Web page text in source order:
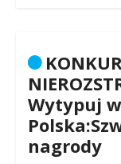
Wytypuj
nagrody